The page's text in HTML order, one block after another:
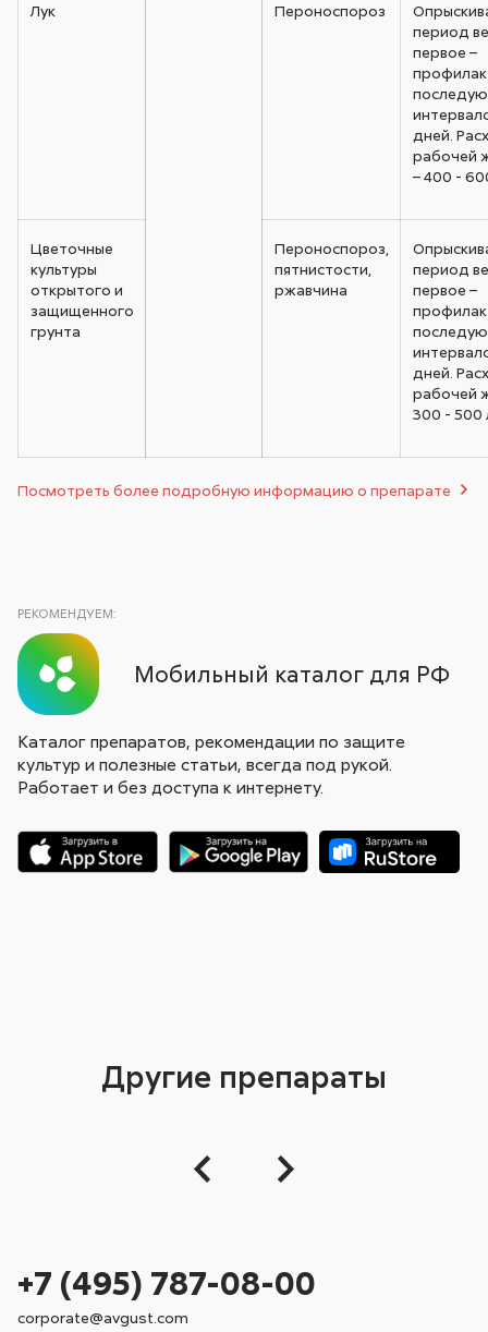
Лук Пероноспороз
период
первое –
дней.
рабочей
– 400 -
Цветочные
культуры
открытого и
защищенного
грунта
Пероноспороз,
пятнистости,
ржавчина
период
первое –
дней.
рабочей
300 - 500
Посмотреть более подробную информацию о препарате
РЕКОМЕНДУЕМ:
Мобильный каталог для РФ
Каталог препаратов, рекомендации по защите
культур и полезные статьи, всегда под рукой.
Работает и без доступа к интернету.
Другие препараты
+7 (495) 787-08-00
corporate@avgust.com